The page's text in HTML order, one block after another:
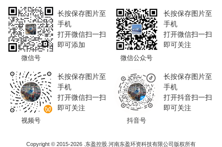
微信号
长按保存图片至
手机
打开微信扫一扫
即可添加
微信公众号
长按保存图片至
手机
打开微信扫一扫
即可关注
视频号
长按保存图片至
手机
打开微信扫一扫
即可关注
抖音号
长按保存图片至
手机
打开抖音扫一扫
即可关注
Copyright © 2015-2026 .东盈控股.河南东盈环资科技有限公司版权所有